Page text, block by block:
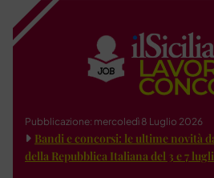
Pubblicazione: mercoledì 8 Luglio 2026
Bandi e concorsi: le ultime novità
della Repubblica Italiana del 3 e 7